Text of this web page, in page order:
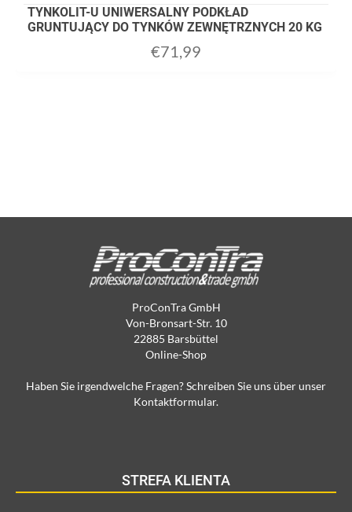
TYNKOLIT-U UNIWERSALNY PODKŁAD
GRUNTUJĄCY DO TYNKÓW ZEWNĘTRZNYCH 20 KG
€71,99
ProConTra GmbH
Von-Bronsart-Str. 10
22885 Barsbüttel
Online-Shop
Haben Sie irgendwelche Fragen? Schreiben Sie uns über unser
Kontaktformular.
STREFA KLIENTA